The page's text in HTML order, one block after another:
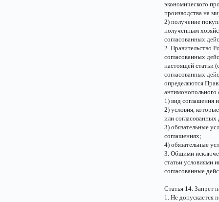
экономического
производства на
2) получение
полученным
согласованных
2. Правительство
согласованных
настоящей статьи
согласованных
определяются
антимонопольного
1) вид соглашения
2) условия,
или согласованных
3) обязательные
соглашениях;
4) обязательные
3. Общими
статьи условиями
согласованные
Статья 14. Запрет
1. Не допускается